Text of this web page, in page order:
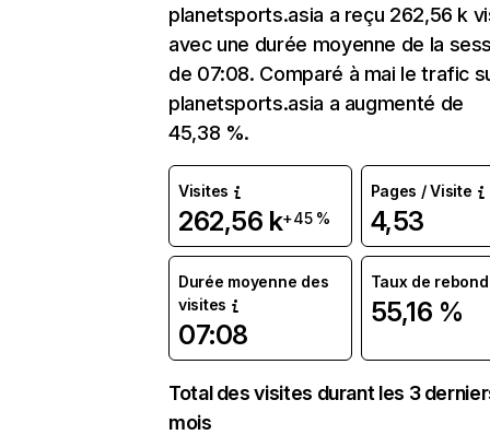
planetsports.asia a reçu 262,56 k
avec une durée moyenne de la
de 07:08. Comparé à mai le trafic
planetsports.asia a augmenté de
45,38 %.
Visites
262,56 k+45 %
Pages / Visite
4,53
Durée moyenne des
visites
07:08
Taux de rebond
55,16 %
Total des visites durant les 3
mois